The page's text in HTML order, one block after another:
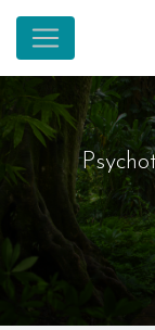
Panneau de